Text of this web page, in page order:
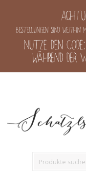
Bestellungen sind weithin
Nutze den
während